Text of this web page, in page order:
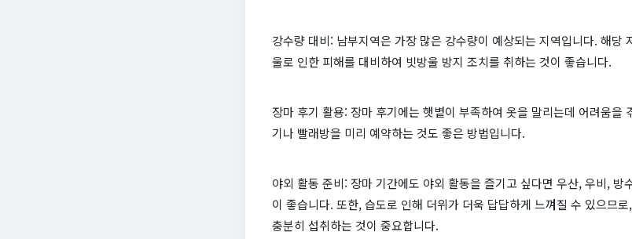
강수량 대비: 남부지역은 가장 많은 강수량이 예상되는 지역입니다. 해당
울로 인한 피해를 대비하여 빗방울 방지 조치를 취하는 것이 좋습니다.
장마 후기 활용: 장마 후기에는 햇볕이 부족하여 옷을 말리는데 어려움을
기나 빨래방을 미리 예약하는 것도 좋은 방법입니다.
야외 활동 준비: 장마 기간에도 야외 활동을 즐기고 싶다면 우산, 우비, 방
이 좋습니다. 또한, 습도로 인해 더위가 더욱 답답하게 느껴질 수 있으므
충분히 섭취하는 것이 중요합니다.